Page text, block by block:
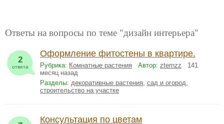
Ответы на вопросы по теме "дизайн интерьера"
2
ответа
Оформление фитостены в квартире.
Рубрика: Комнатные растения Автор: zternzz 141
месяц назад
Разделы: декоративные растения, сад и огород,
строительство на участке
Консультация по цветам